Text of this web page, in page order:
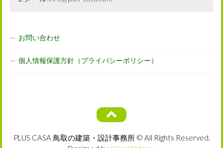
お問い合わせ
個人情報保護方針（プライバシーポリシー）
PLUS CASA 鳥取の建築・設計事務所 © All Rights Reserved.